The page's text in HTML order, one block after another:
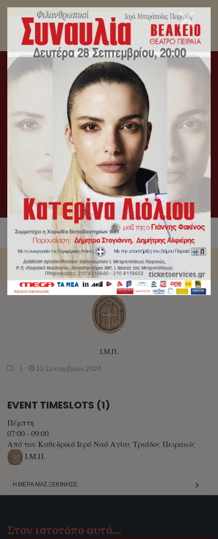
Η Ακολουθία του Όρθρου και η Θεία Λειτουργία.
Από τον Καθεδρικό Ιερό Ναό Αγίας Τριάδος
Πειραιώς.
Αρχική
Η Ακολουθία του Όρθρου και η Θεία Λειτουργία.
Από τον Καθεδρικό Ιερό Ναό Αγίας Τριάδος Πειραιώς.
Ι.Μ.Π.
| 12 Σεπτεμβρίου 2024
EVENT TIMESLOTS (1)
Πέμπτη
07:00-09:00
Από τον Καθεδρικό Ιερό Ναό Αγίας Τριάδος Πειραιώς
Ι.Μ.Π.
Η ΜΈΡΑ ΜΑΣ ΞΕΚΊΝΗΣΕ.
Στον ιστοτόπο αυτό…